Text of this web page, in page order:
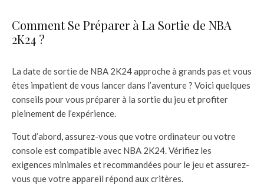
Comment Se Préparer à La Sortie de NBA
2K24 ?
La date de sortie de NBA 2K24 approche à grands pas et vous
êtes impatient de vous lancer dans l’aventure ? Voici quelques
conseils pour vous préparer à la sortie du jeu et profiter
pleinement de l’expérience.
Tout d’abord, assurez-vous que votre ordinateur ou votre
console est compatible avec NBA 2K24. Vérifiez les
exigences minimales et recommandées pour le jeu et assurez-
vous que votre appareil répond aux critères.